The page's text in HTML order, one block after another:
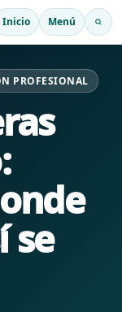
Inicio Menú
PROFESIONAL
se